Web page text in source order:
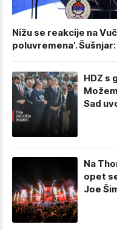
Nižu se reakcije na
poluvremena'.
HDZ s
Sad
Na
opet
Joe